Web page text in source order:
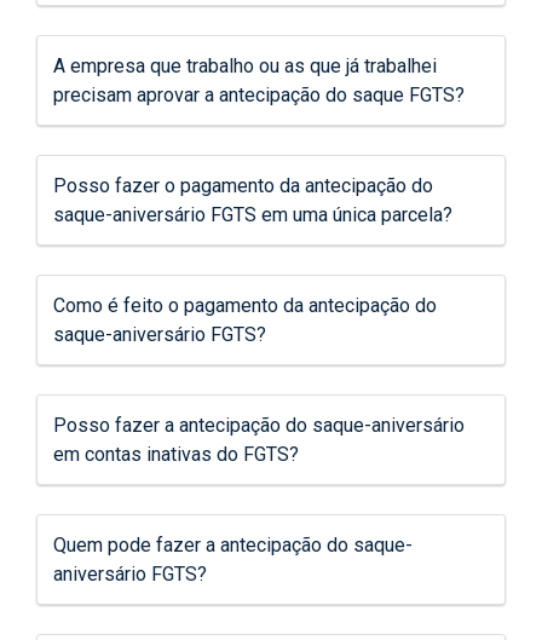
A empresa que trabalho ou as que já trabalhei
precisam aprovar a antecipação do saque FGTS?
Posso fazer o pagamento da antecipação do
saque-aniversário FGTS em uma única parcela?
Como é feito o pagamento da antecipação do
saque-aniversário FGTS?
Posso fazer a antecipação do saque-aniversário
em contas inativas do FGTS?
Quem pode fazer a antecipação do saque-
aniversário FGTS?